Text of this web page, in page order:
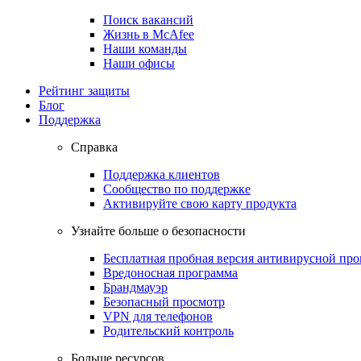
Поиск вакансий
Жизнь в McAfee
Наши команды
Наши офисы
Рейтинг защиты
Блог
Поддержка
Справка
Поддержка клиентов
Сообщество по поддержке
Активируйте свою карту продукта
Узнайте больше о безопасности
Бесплатная пробная версия антивирусной
Вредоносная программа
Брандмауэр
Безопасный просмотр
VPN для телефонов
Родительский контроль
Больше ресурсов